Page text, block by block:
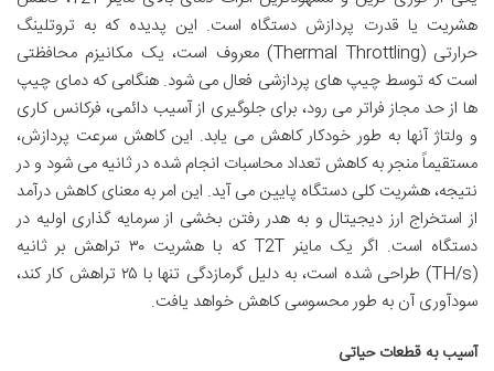
هشریت یا قدرت پردازش دستگاه است. این پدیده که به تروتلینگ
حرارتی (Thermal Throttling) معروف است، یک مکانیزم محافظتی
است که توسط چیپ های پردازشی فعال می شود. هنگامی که دمای چیپ
ها از حد مجاز فراتر می رود، برای جلوگیری از آسیب دائمی، فرکانس کاری
و ولتاژ آنها به طور خودکار کاهش می یابد. این کاهش سرعت پردازش،
مستقیماً منجر به کاهش تعداد محاسبات انجام شده در ثانیه می شود و در
نتیجه، هشریت کلی دستگاه پایین می آید. این امر به معنای کاهش درآمد
از استخراج ارز دیجیتال و به هدر رفتن بخشی از سرمایه گذاری اولیه در
دستگاه است. اگر یک ماینر T2T که با هشریت ۳۰ تراهش بر ثانیه
(TH/s) طراحی شده است، به دلیل گرمازدگی تنها با ۲۵ تراهش کار کند،
سودآوری آن به طور محسوسی کاهش خواهد یافت.
آسیب به قطعات حیاتی